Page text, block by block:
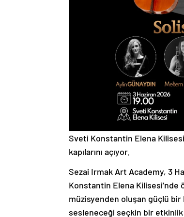
Sveti Konstantin Elena
kapılarını açıyor.
Sezai Irmak Art Academy, 3
Konstantin Elena
müzisyenden oluşan güçlü bir
sesleneceği seçkin bir etkinlik